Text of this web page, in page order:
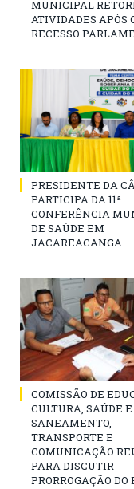
MUNICIPAL
ATIVIDADES APÓS
RECESSO
PRESIDENTE DA
PARTICIPA DA 11ª
CONFERÊNCIA
DE SAÚDE EM
JACAREACANGA.
COMISSÃO DE
CULTURA, SAÚDE E
SANEAMENTO,
TRANSPORTE E
COMUNICAÇÃO
PARA DISCUTIR
PRORROGAÇÃO DO